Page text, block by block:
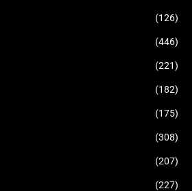
(126)
(446)
(221)
(182)
(175)
(308)
(207)
(227)